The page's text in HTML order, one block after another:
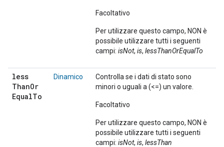
Facoltativo
Per utilizzare questo campo, NON è
possibile utilizzare tutti i seguenti
campi: isNot, is, lessThanOrEqualTo
less
ThanOr
EqualTo
Dinamico
Controlla se i dati di stato sono
minori o uguali a (<=) un valore.
Facoltativo
Per utilizzare questo campo, NON è
possibile utilizzare tutti i seguenti
campi: isNot, is, lessThan